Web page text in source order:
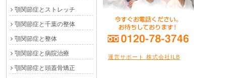
顎関節症とストレッチ
顎関節症と千葉の整体
顎関節症と整体
顎関節症と病院治療
顎関節症と頭蓋骨矯正
運営サポート 株式会社ILB